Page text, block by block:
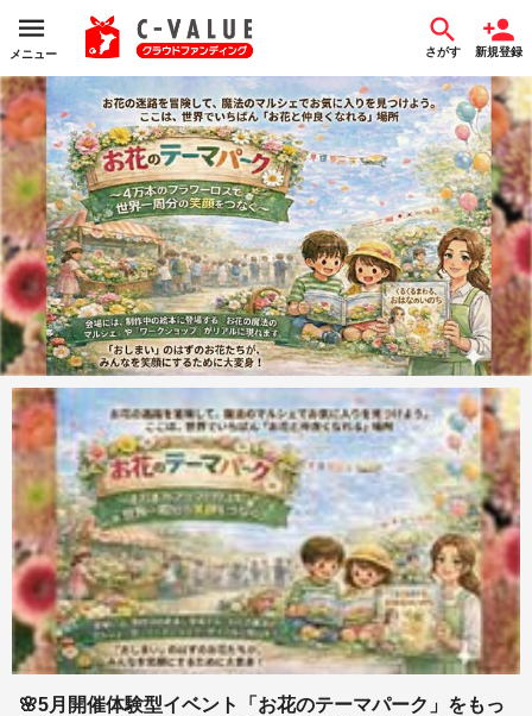
メニュー さがす 新規登録
🌸5月開催体験型イベント「お花のテーマパーク」をもっ